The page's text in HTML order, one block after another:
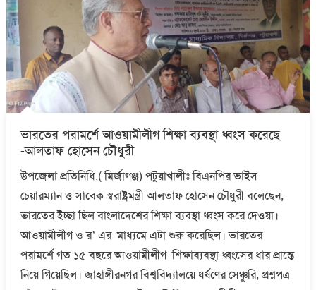
ভারতের পরামর্শে আওয়ামীলীগ শিক্ষা ব্যবস্থা ধ্বংস করেছে
-আলতাফ হোসেন চৌধুরী
উপজেলা প্রতিনিধি,( মির্জাগঞ্জ) পটুয়াখালীঃ বিএনপির ভাইস
চেয়ারম্যান ও সাবেক স্বরাষ্ট্রমন্ত্রী আলতাফ হোসেন চৌধুরী বলেছেন,
ভারতের ইচ্ছা ছিল বাংলাদেশের শিক্ষা ব্যবস্থা ধ্বংস করে দেওয়া।
আওয়ামীলীগ ও র’ এর মাধ্যমে এটা শুরু করেছিল। ভারতের
পরামর্শে গত ১৫ বছরে আওয়ামীলীগ শিক্ষাব্যবস্থা ধ্বংসের ধার প্রান্তে
নিয়ে গিয়েছিল। জাহাঙ্গীরনগর বিশ্ববিদ্যালয়ে ধর্ষণের সেঞ্চুরি, প্রশ্নপত্র